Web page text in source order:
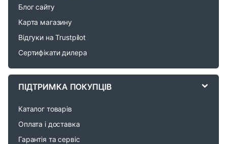
C
Блог сайту
Карта магазину
Відгуки на Trustpilot
Сертифікати дилера
ПІДТРИМКА ПОКУПЦІВ
Каталог товарів
Оплата і доставка
Гарантія та сервіс